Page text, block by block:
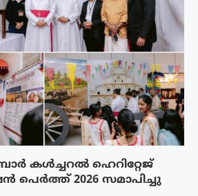
കൾച്ചറൽ ഹെറിറ്റേജ്
പെർത്ത് 2026 സമാപിച്ചു